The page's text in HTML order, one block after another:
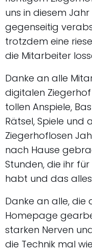
uns in diesem
gegenseitig
trotzdem eine
die Mitarbeiter
Danke an alle
digitalen
tollen Anspiele,
Rätsel, Spiele und
Ziegerhoflosen
nach Hause
Stunden, die ihr
habt und das
Danke an alle,
Homepage
starken Nerven
die Technik mal